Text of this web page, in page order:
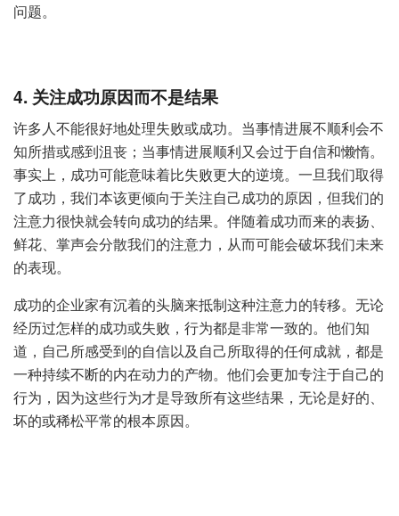
问题。
4. 关注成功原因而不是结果
许多人不能很好地处理失败或成功。当事情进展不顺利会不
知所措或感到沮丧；当事情进展顺利又会过于自信和懒惰。
事实上，成功可能意味着比失败更大的逆境。一旦我们取得
了成功，我们本该更倾向于关注自己成功的原因，但我们的
注意力很快就会转向成功的结果。伴随着成功而来的表扬、
鲜花、掌声会分散我们的注意力，从而可能会破坏我们未来
的表现。
成功的企业家有沉着的头脑来抵制这种注意力的转移。无论
经历过怎样的成功或失败，行为都是非常一致的。他们知
道，自己所感受到的自信以及自己所取得的任何成就，都是
一种持续不断的内在动力的产物。他们会更加专注于自己的
行为，因为这些行为才是导致所有这些结果，无论是好的、
坏的或稀松平常的根本原因。